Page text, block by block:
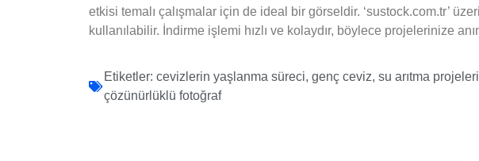
etkisi temalı çalışmalar için de ideal bir görseldir. ‘sustock.com.tr’
kullanılabilir. İndirme işlemi hızlı ve kolaydır, böylece projelerinize
Etiketler: cevizlerin yaşlanma süreci, genç ceviz, su arıtma projeleri
çözünürlüklü fotoğraf